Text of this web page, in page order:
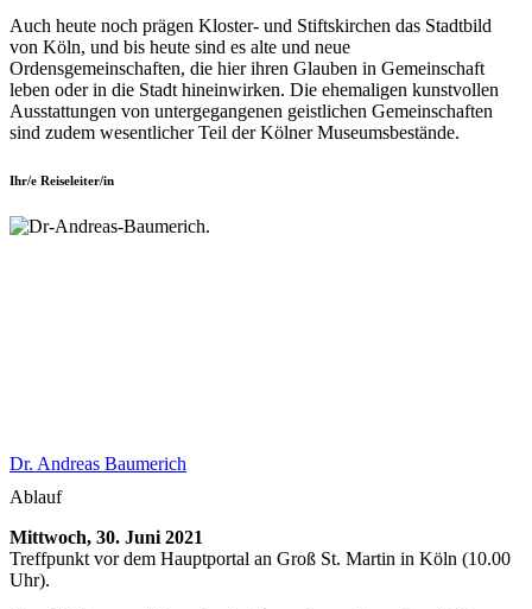
Auch heute noch prägen Kloster- und Stiftskirchen das Stadtbild
von Köln, und bis heute sind es alte und neue
Ordensgemeinschaften, die hier ihren Glauben in Gemeinschaft
leben oder in die Stadt hineinwirken. Die ehemaligen kunstvollen
Ausstattungen von untergegangenen geistlichen Gemeinschaften
sind zudem wesentlicher Teil der Kölner Museumsbestände.
Ihr/e Reiseleiter/in
Dr. Andreas Baumerich
Ablauf
Mittwoch, 30. Juni 2021
Treffpunkt vor dem Hauptportal an Groß St. Martin in Köln (10.00
Uhr).